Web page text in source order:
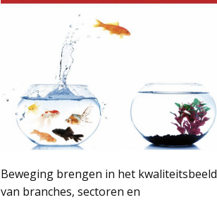
Beweging brengen in het kwaliteitsbeeld
van branches, sectoren en